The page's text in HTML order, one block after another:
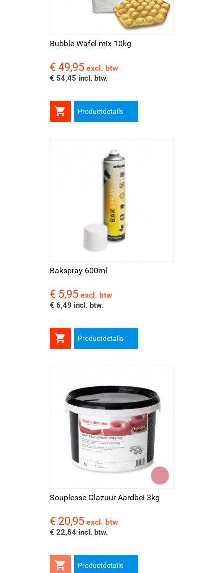
Bubble Wafel mix 10kg
Prijs
€ 49,95 excl. btw
€ 54,45 incl. btw.
 Productdetails
Bakspray 600ml
Prijs
€ 5,95 excl. btw
€ 6,49 incl. btw.
 Productdetails
Souplesse Glazuur Aardbei 3kg
Prijs
€ 20,95 excl. btw
€ 22,84 incl. btw.
 Productdetails